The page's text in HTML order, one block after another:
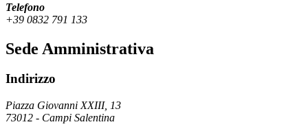
Telefono
+39 0832 791 133
Sede Amministrativa
Indirizzo
Piazza Giovanni XXIII, 13
73012 - Campi Salentina